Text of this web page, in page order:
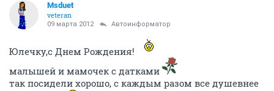
Msduet
veteran
09 марта 2012 Автоинформатор
Юлечку,с Днем Рождения!
малышей и мамочек с датками
так посидели хорошо, с каждым разом все душевнее